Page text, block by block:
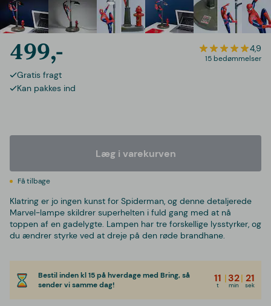
499,- 4,9
15 bedømmelser
Gratis fragt
Kan pakkes ind
Læg i varekurven
Få tilbage
Klatring er jo ingen kunst for Spiderman, og denne detaljerede
Marvel-lampe skildrer superhelten i fuld gang med at nå
toppen af en gadelygte. Lampen har tre forskellige lysstyrker, og
du ændrer styrke ved at dreje på den røde brandhane.
Bestil inden kl 15 på hverdage med Bring, så
sender vi samme dag!
11
t
|32
min
| 21
sek